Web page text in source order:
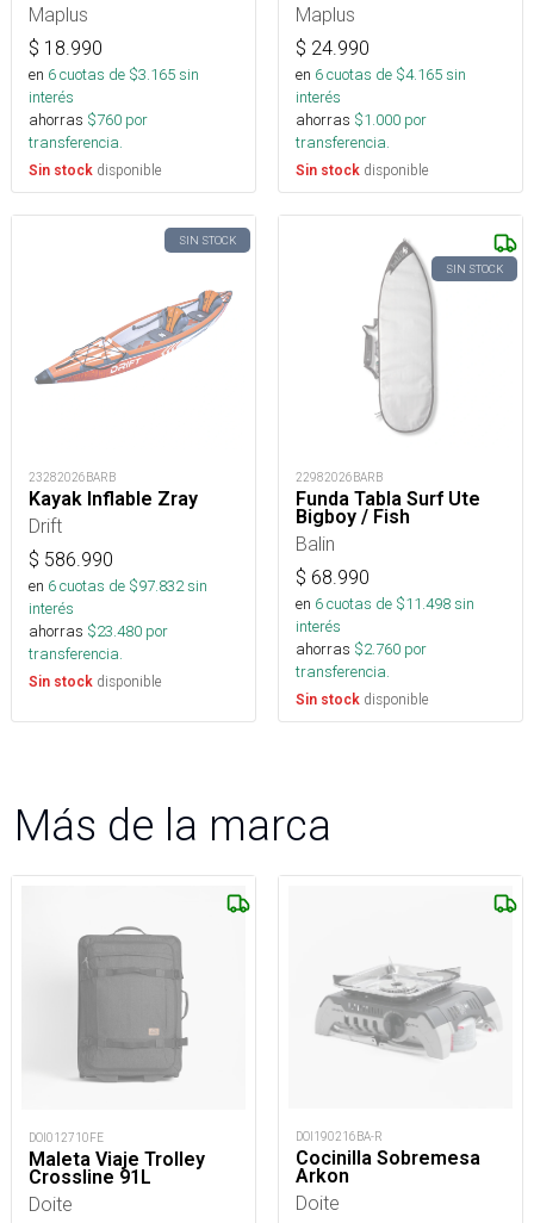
Maplus
$ 18.990
en 6cuotas de $3.165sin
interés
ahorras $760 por
transferencia.
Sin stock disponible
Maplus
$ 24.990
en 6cuotas de $4.165sin
interés
ahorras $1.000 por
transferencia.
Sin stock disponible
SIN STOCK
23282026BARB
Kayak Inflable Zray
Drift
$ 586.990
en 6cuotas de $97.832sin
interés
ahorras $23.480 por
transferencia.
Sin stock disponible
SIN STOCK
22982026BARB
Funda Tabla Surf Ute
Bigboy / Fish
Balin
$ 68.990
en 6cuotas de $11.498sin
interés
ahorras $2.760 por
transferencia.
Sin stock disponible
Más de la marca
DOI012710FE
Maleta Viaje Trolley
Crossline 91L
Doite
DOI190216BA-R
Cocinilla Sobremesa
Arkon
Doite